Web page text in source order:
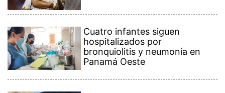
Cuatro infantes siguen
hospitalizados por
bronquiolitis y neumonía en
Panamá Oeste